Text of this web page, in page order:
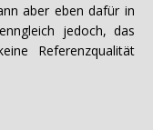
aber eben dafür in
jedoch, das
Referenzqualität